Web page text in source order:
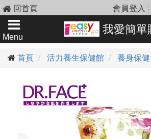
回首頁 會員登入
Menu
我愛簡單
首頁 活力養生保健館 養身保健